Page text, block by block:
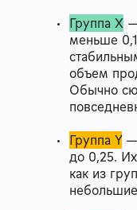
Группа X
меньше
объем
Обычно
Группа Y—
до 0,25.
как из